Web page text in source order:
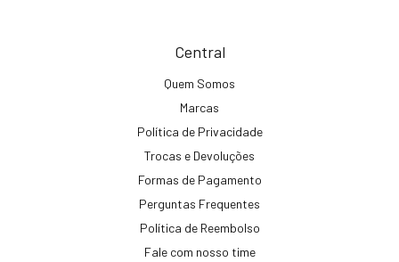
Central
Quem Somos
Marcas
Política de Privacidade
Trocas e Devoluções
Formas de Pagamento
Perguntas Frequentes
Política de Reembolso
Fale com nosso time